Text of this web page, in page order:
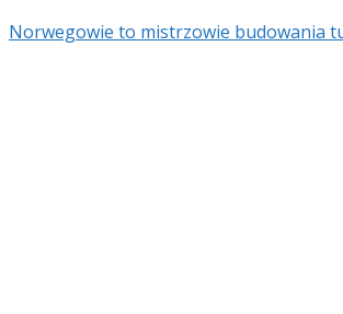
Norwegowie to mistrzowie budowania